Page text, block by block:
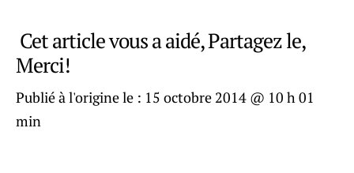
Cet article vous a aidé, Partagez le,
Merci!
Publié à l'origine le : 15 octobre 2014 @ 10 h 01
min